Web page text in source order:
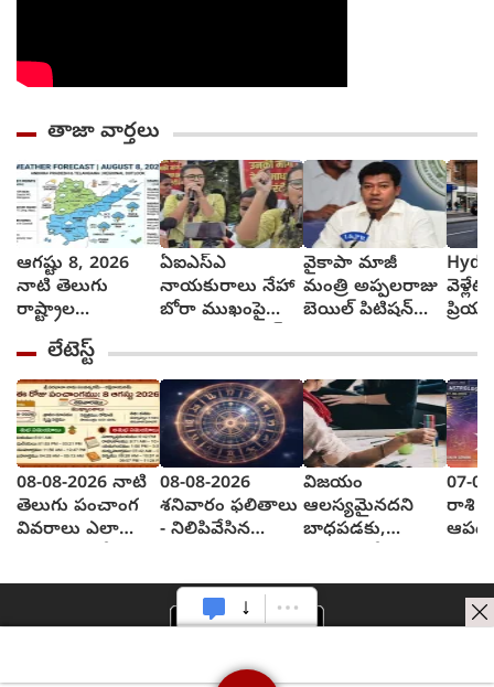
తాజా వార్తలు
ఆగష్టు 8, 2026
నాటి తెలుగు
రాష్ట్రాల
వాతావరణ సూచన
ఎలా వుందంటే..?
ఏఐఎస్ఎ
నాయకురాలు నేహా
బోరా ముఖంపై
మంతర్ కాదంటూ...
వైకాపా మాజీ
మంత్రి అప్పలరాజు
బెయిల్ పిటిషన్‌
ఆమె
లేటెస్ట్
08-08-2026 నాటి
తెలుగు పంచాంగ
వివరాలు ఎలా
08-08-2026
శనివారం ఫలితాలు
- నిలిపివేసిన
విజయం
ఆలస్యమైనదని
బాధపడకు,
07-
రాశి